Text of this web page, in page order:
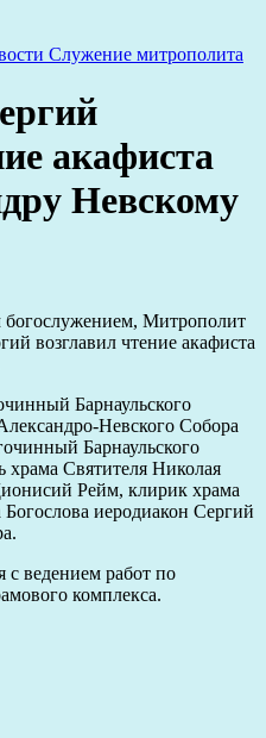
Служение митрополита
акафиста
Невскому
богослужением, Митрополит
возглавил чтение акафиста
Барнаульского
Невского Собора
Барнаульского
храма Святителя Николая
Рейм, клирик храма
иеродиакон Сергий
с ведением работ по
комплекса.